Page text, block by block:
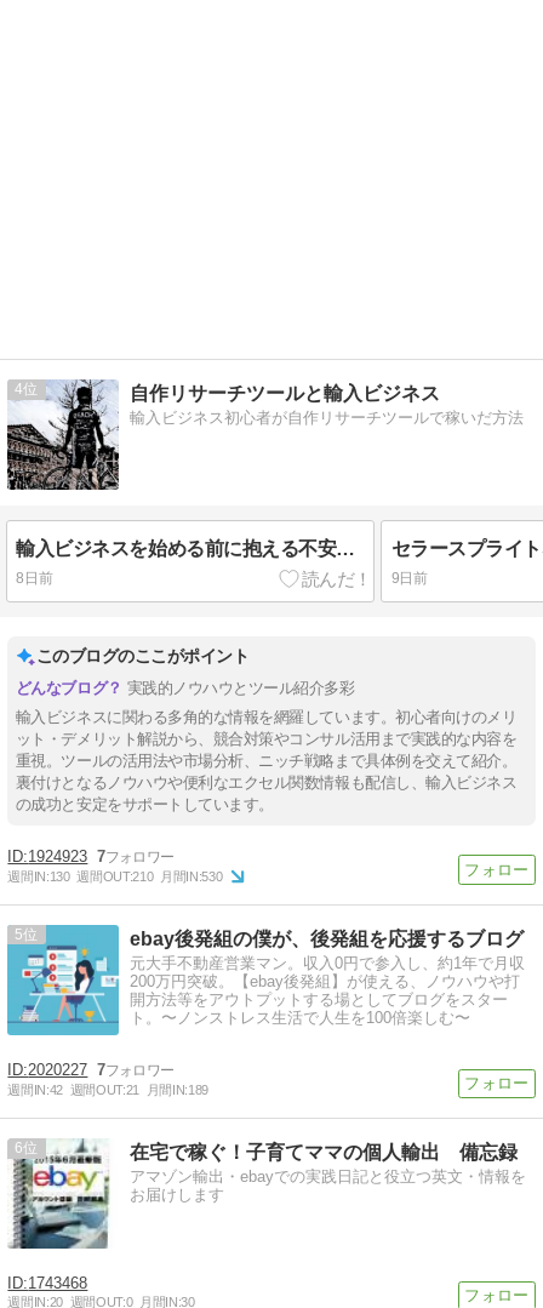
4 自作リサーチツールと輸入ビジネス
輸入ビジネス初心者が自作リサーチツールで稼いだ方法
輸入ビジネスを始める前に抱える不安や悩みで解決しなかった5つのもの
8日前 9日前
このブログのここがポイント
実践的ノウハウとツール紹介多彩
輸入ビジネスに関わる多角的な情報を網羅しています。初心者向けのメリ
ット・デメリット解説から、競合対策やコンサル活用まで実践的な内容を
重視。ツールの活用法や市場分析、ニッチ戦略まで具体例を交えて紹介。
裏付けとなるノウハウや便利なエクセル関数情報も配信し、輸入ビジネス
の成功と安定をサポートしています。
1924923 7
週間IN:130 週間OUT:210 月間IN:530
5 ebay後発組の僕が、後発組を応援するブログ
元大手不動産営業マン。収入0円で参入し、約1年で月収
200万円突破。【ebay後発組】が使える、ノウハウや打
開方法等をアウトプットする場としてブログをスター
ト。〜ノンストレス生活で人生を100倍楽しむ〜
2020227 7
週間IN:42 週間OUT:21 月間IN:189
6 在宅で稼ぐ！子育てママの個人輸出 備忘録
アマゾン輸出・ebayでの実践日記と役立つ英文・情報を
お届けします
1743468
週間IN:20 週間OUT:0 月間IN:30